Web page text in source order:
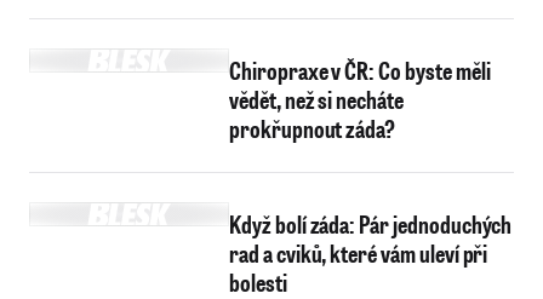
Chiropraxe v ČR: Co byste měli
vědět, než si necháte
prokřupnout záda?
Když bolí záda: Pár jednoduchých
rad a cviků, které vám uleví při
bolesti